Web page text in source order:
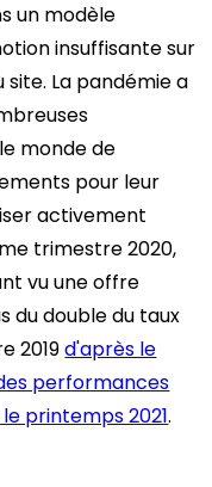
un modèle
insuffisante sur
site. La pandémie a
monde de
pour leur
activement
trimestre 2020,
vu une offre
du double du taux
2019d'après le
performances
printemps 2021.